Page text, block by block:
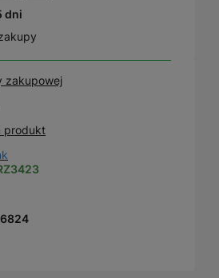
dni
zakupowej
produkt